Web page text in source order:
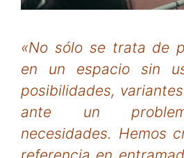
«No sólo se trata de
en un espacio sin
posibilidades,
ante un
necesidades. Hemos